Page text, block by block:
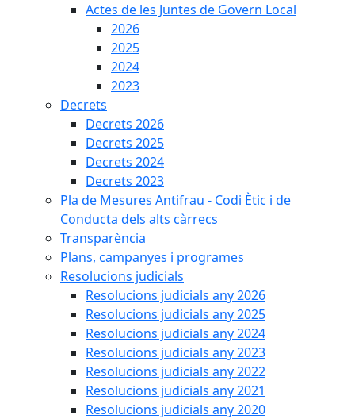
Actes de les Juntes de Govern Local
2026
2025
2024
2023
Decrets
Decrets 2026
Decrets 2025
Decrets 2024
Decrets 2023
Pla de Mesures Antifrau - Codi Ètic i de
Conducta dels alts càrrecs
Transparència
Plans, campanyes i programes
Resolucions judicials
Resolucions judicials any 2026
Resolucions judicials any 2025
Resolucions judicials any 2024
Resolucions judicials any 2023
Resolucions judicials any 2022
Resolucions judicials any 2021
Resolucions judicials any 2020